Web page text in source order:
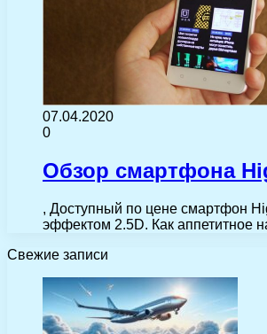
07.04.2020
0
Обзор смартфона
, Доступный по цене смартфон
эффектом 2.5D. Как аппетитное
Свежие записи